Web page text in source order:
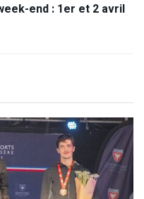
end : 1er et 2 avril